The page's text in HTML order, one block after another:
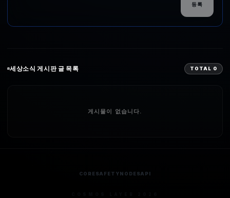
등록
세상소식 게시판 글 목록 TOTAL 0
게시물이 없습니다.
CORESAFETYNODESAPI